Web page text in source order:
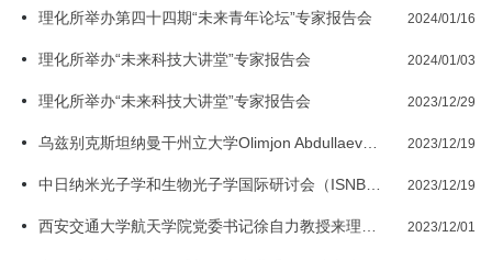
理化所举办第四十四期“未来青年论坛”专家报告会 2024/01/16
理化所举办“未来科技大讲堂”专家报告会 2024/01/03
理化所举办“未来科技大讲堂”专家报告会 2023/12/29
2023/12/19
2023/12/19
2023/12/01